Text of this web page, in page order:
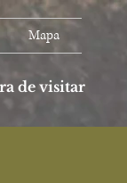
Mapa
de visitar